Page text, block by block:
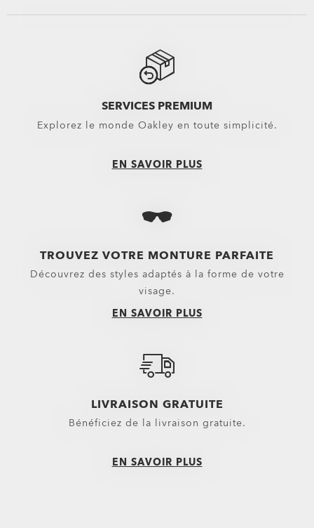
les Étuis & Pochettes Oakley
les Kits de Nettoyage pour Lunettes Oakley
Lentilles de rechange
Verres pour masques
Oakley Non-
SERVICES PREMIUM
Explorez le monde Oakley en toute simplicité.
EN SAVOIR PLUS
TROUVEZ VOTRE MONTURE PARFAITE
Découvrez des styles adaptés à la forme de votre
visage.
EN SAVOIR PLUS
LIVRAISON GRATUITE
Bénéficiez de la livraison gratuite.
EN SAVOIR PLUS